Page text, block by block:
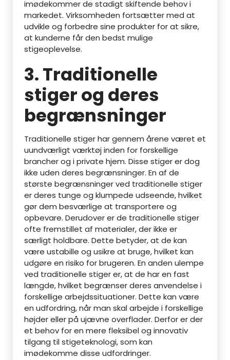
imødekommer de stadigt skiftende behov i
markedet. Virksomheden fortsætter med at
udvikle og forbedre sine produkter for at sikre,
at kunderne får den bedst mulige
stigeoplevelse.
3. Traditionelle
stiger og deres
begrænsninger
Traditionelle stiger har gennem årene været et
uundværligt værktøj inden for forskellige
brancher og i private hjem. Disse stiger er dog
ikke uden deres begrænsninger. En af de
største begrænsninger ved traditionelle stiger
er deres tunge og klumpede udseende, hvilket
gør dem besværlige at transportere og
opbevare. Derudover er de traditionelle stiger
ofte fremstillet af materialer, der ikke er
særligt holdbare. Dette betyder, at de kan
være ustabille og usikre at bruge, hvilket kan
udgøre en risiko for brugeren. En anden ulempe
ved traditionelle stiger er, at de har en fast
længde, hvilket begrænser deres anvendelse i
forskellige arbejdssituationer. Dette kan være
en udfordring, når man skal arbejde i forskellige
højder eller på ujævne overflader. Derfor er der
et behov for en mere fleksibel og innovativ
tilgang til stigeteknologi, som kan
imødekomme disse udfordringer.